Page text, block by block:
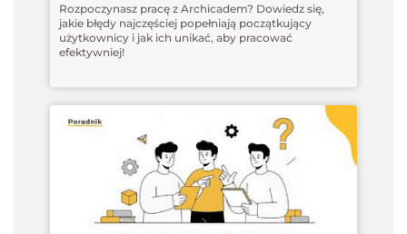
Rozpoczynasz pracę z Archicadem? Dowiedz się,
jakie błędy najczęściej popełniają początkujący
użytkownicy i jak ich unikać, aby pracować
efektywniej!